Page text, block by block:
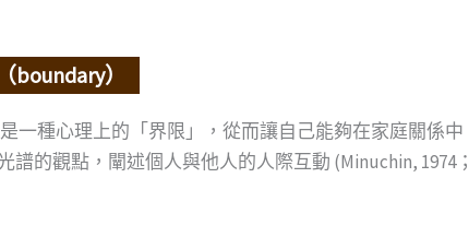
）
一種心理上的「界限」，從而讓自己能夠在家庭關係
的觀點，闡述個人與他人的人際互動 (Minuchin, 1974